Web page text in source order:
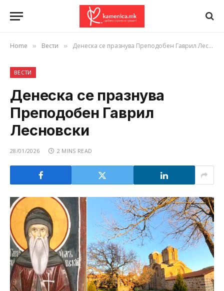
Home » Вести » Денеска се празнува Преподобен Гаврил Лесновски
ВЕСТИ
Денеска се празнува
Преподобен Гаврил
Лесновски
28/01/2026 2 MINS READ